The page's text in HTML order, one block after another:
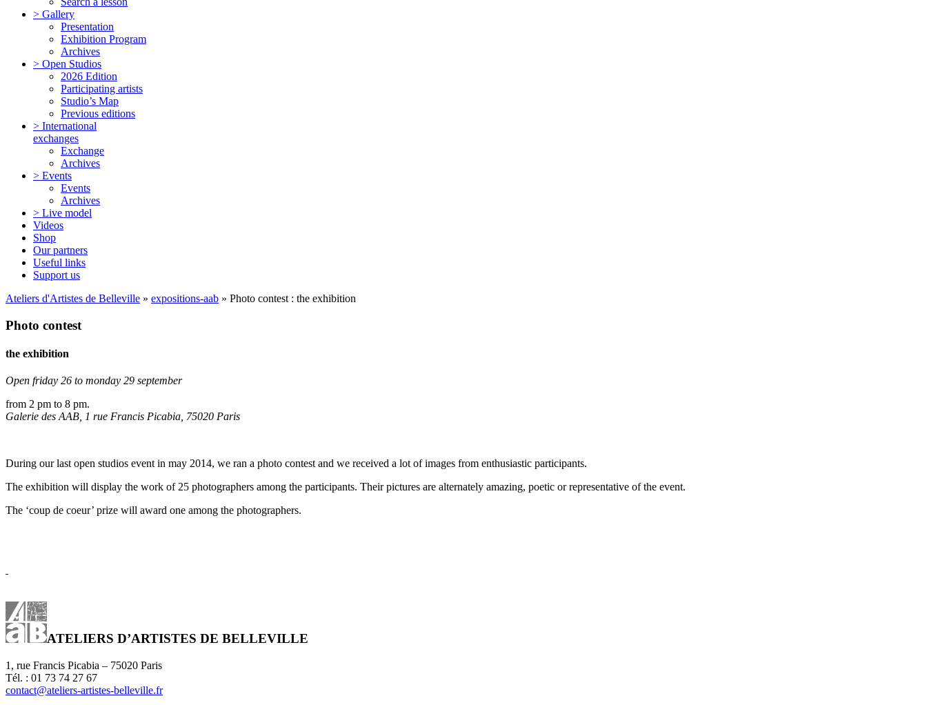
> Gallery
Presentation
Exhibition Program
Archives
> Open Studios
2026 Edition
Participating artists
Studio’s Map
Previous editions
> International
exchanges
Exchange
Archives
> Events
Events
Archives
> Live model
Videos
Shop
Our partners
Useful links
Support us
Ateliers d'Artistes de Belleville » expositions-aab » Photo contest : the exhibition
Photo contest
the exhibition
Open friday 26 to monday 29 september
from 2 pm to 8 pm.
Galerie des AAB, 1 rue Francis Picabia, 75020 Paris
During our last open studios event in may 2014, we ran a photo contest and we received a lot of images from enthusiastic participants.
The exhibition will display the work of 25 photographers among the participants. Their pictures are alternately amazing, poetic or representative of the event.
The ‘coup de coeur’ prize will award one among the photographers.
ATELIERS D’ARTISTES DE BELLEVILLE
1, rue Francis Picabia – 75020 Paris
Tél. : 01 73 74 27 67
contact@ateliers-artistes-belleville.fr